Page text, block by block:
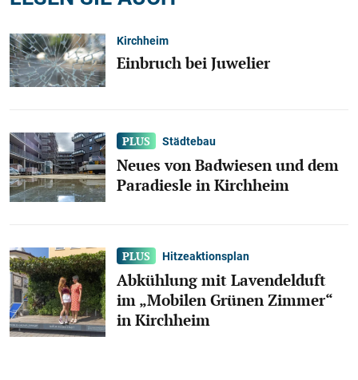
Kirchheim
Einbruch bei Juwelier
Städtebau
Neues von Badwiesen und dem
Paradiesle in Kirchheim
Hitzeaktionsplan
Abkühlung mit Lavendelduft
im „Mobilen Grünen Zimmer“
in Kirchheim